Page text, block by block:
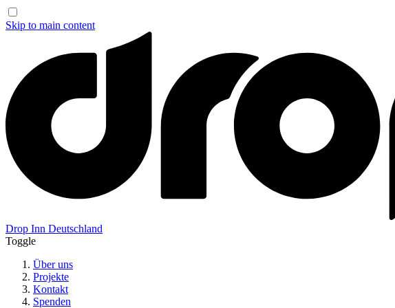
Skip to main content
Drop Inn Deutschland
Toggle
Über uns
Projekte
Kontakt
Spenden